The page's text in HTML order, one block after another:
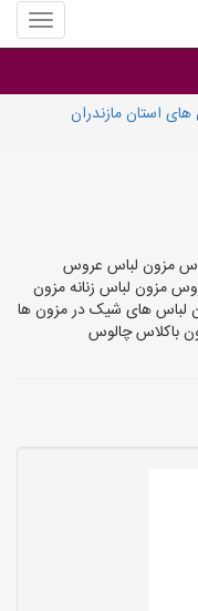
منوی
سایت
سال
استان مازندران
مزون لباس عروس
مزون لباس زنانه مزون
لباس های شیک در مزون ها
باکلاس چالوس